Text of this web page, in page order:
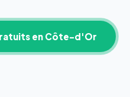
en Côte-d'Or